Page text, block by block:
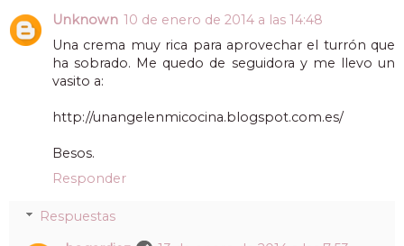
Unknown 10 de enero de 2014 a las 14:48
Una crema muy rica para aprovechar el turrón que
ha sobrado. Me quedo de seguidora y me llevo un
vasito a:
http://unangelenmicocina.blogspot.com.es/
Besos.
Responder
Respuestas